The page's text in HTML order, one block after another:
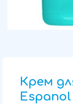
Крем